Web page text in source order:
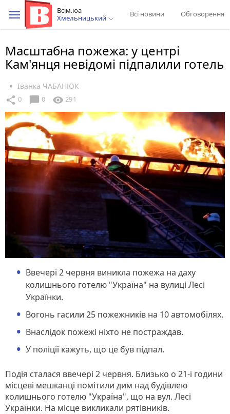
Всім.юа
Хмельницький
Всі новини Обговорення
Масштабна пожежа: у центрі
Кам'янця невідомі підпалили готель
Іванка ЧАБАНЮК
share 0 chat_bubble 0 visibility 291
Ввечері 2 червня виникла пожежа на даху
колишнього готелю "Україна" на вулиці Лесі
Українки.
Вогонь гасили 25 пожежників на 10 автомобілях.
Внаслідок пожежі ніхто не постраждав.
У поліції кажуть, що це був підпал.
Подія сталася ввечері 2 червня. Близько о 21-ї години
місцеві мешканці помітили дим над будівлею
колишнього готелю "Україна", що на вул. Лесі
Українки. На місце викликали рятівників.